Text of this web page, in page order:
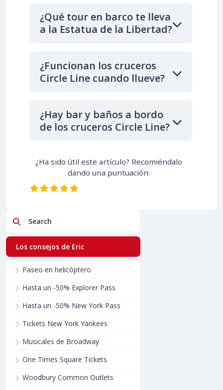
¿Qué tour en barco te lleva
a la Estatua de la Libertad?
¿Funcionan los cruceros
Circle Line cuando llueve?
¿Hay bar y baños a bordo
de los cruceros Circle Line?
¿Ha sido útil este artículo? Recomiéndalo
dando una puntuación:
Search
Los consejos de Eric
Paseo en helicóptero
Hasta un -50% Explorer Pass
Hasta un -50% New York Pass
Tickets New York Yankees
Musicales de Broadway
One Times Square Tickets
Woodbury Common Outlets